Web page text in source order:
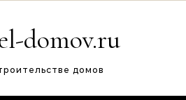
domov.ru
домов